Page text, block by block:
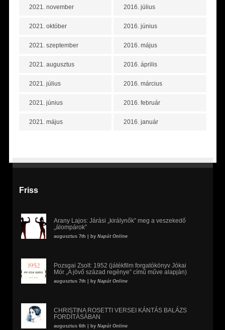
2021. november
2021. október
2021. szeptember
2021. augusztus
2021. július
2021. június
2021. május
2016. július
2016. június
2016. május
2016. április
2016. március
2016. február
2016. január
Friss
Arany Lajos: Járási „királynők” meg a veszekedő
„álompárok”
augusztus 7th | by Napút Online
Pozsgai Zsolt: 1952 (játékfilm forgatókönyv Jókai
Mór „A jövő század regénye” című műve alapján)
augusztus 7th | by Napút Online
CHRISTINA ROSETTI VERSEI KÁNTÁS BALÁZS
FORDÍTÁSÁBAN
augusztus 6th | by Napút Online